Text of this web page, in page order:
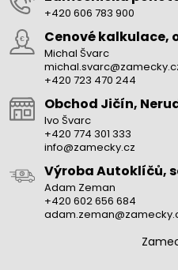
+420 606 783 900
Cenové kalkulace,
Michal Švarc
+420 723 470 244
Obchod Jičín,
Ivo Švarc
+420 774 301 333
info@zamecky.cz
Výroba Autoklíčů,
Adam Zeman
+420 602 656 684